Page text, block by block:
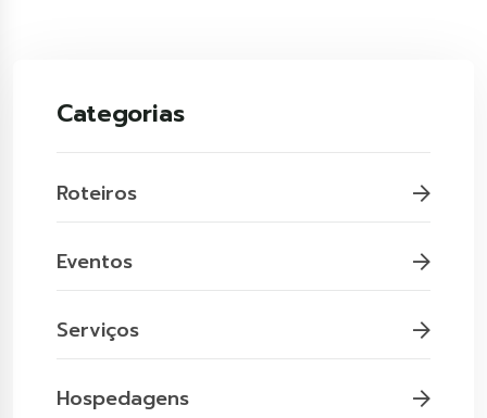
Categorias
Roteiros
Eventos
Serviços
Hospedagens